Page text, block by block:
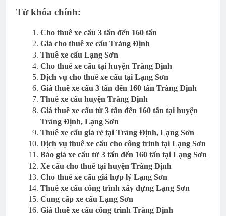
Từ khóa chính:
Cho thuê xe cẩu 3 tấn đến 160 tấn
Giá cho thuê xe cẩu Tràng Định
Thuê xe cẩu Lạng Sơn
Cho thuê xe cẩu tại huyện Tràng Định
Dịch vụ cho thuê xe cẩu tại Lạng Sơn
Giá thuê xe cẩu 3 tấn đến 160 tấn Tràng Định
Thuê xe cẩu huyện Tràng Định
Giá thuê xe cẩu từ 3 tấn đến 160 tấn tại huyện
Tràng Định, Lạng Sơn
Thuê xe cẩu giá rẻ tại Tràng Định, Lạng Sơn
Dịch vụ thuê xe cẩu cho công trình tại Lạng Sơn
Báo giá xe cẩu từ 3 tấn đến 160 tấn tại Lạng Sơn
Xe cẩu cho thuê tại huyện Tràng Định
Cho thuê xe cẩu giá hợp lý Lạng Sơn
Thuê xe cẩu công trình xây dựng Lạng Sơn
Cung cấp xe cẩu Lạng Sơn
Giá thuê xe cẩu công trình Tràng Định